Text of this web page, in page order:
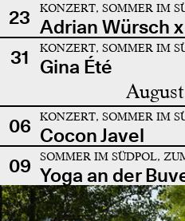
23
KONZERT, SOMMER IM
Adrian Würsch
31
KONZERT, SOMMER IM
Gina Été
06 KONZERT, SOMMER IM
Cocon Javel
09
SOMMER IM SÜDPOL,
Yoga an der